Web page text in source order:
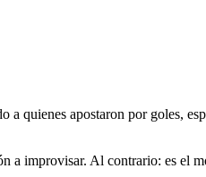
quienes apostaron por goles,
improvisar. Al contrario: es el